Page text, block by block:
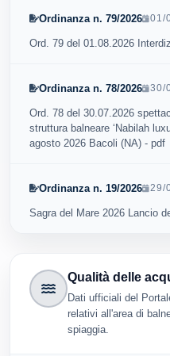
Ordinanza n. 79/2026 01/
Ord. 79 del 01.08.2026
Ordinanza n. 78/2026 30/
Ord. 78 del 30.07.2026
struttura balneare ‘Nabilah
agosto 2026 Bacoli (NA) - pdf
Ordinanza n. 19/2026 29/
Sagra del Mare 2026 Lancio
Qualità delle
Dati ufficiali del
relativi all'area di
spiaggia.